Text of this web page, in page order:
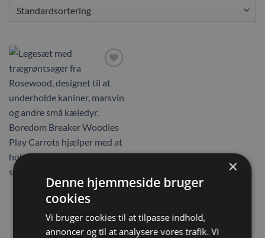
ønskeliste
Rosewood Mini Gulerødder
6 stk
49,00kr.
×
Denne hjemmeside bruger
cookies
Vi bruger cookies til at tilpasse indhold,
annoncer og til at analysere vores trafik. Vi